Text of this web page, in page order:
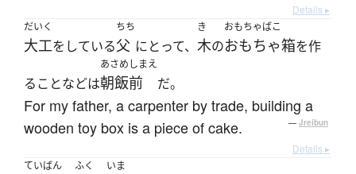
Details ▸
だいく
大工をしている
ちち
父 にとって、
き
木の
おもちゃばこ
おもちゃ箱を作
ることなどは
あさめしまえ
朝飯前 だ。
For my father, a carpenter by trade, building a
wooden toy box is a piece of cake.
— Jreibun
Details ▸
ていばん
ふく いま